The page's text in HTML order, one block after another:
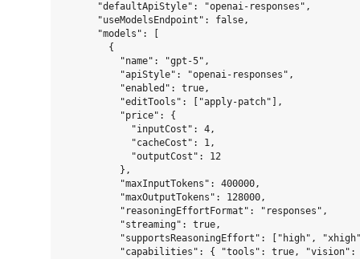
      "defaultApiStyle": "openai-responses",
      "useModelsEndpoint": false,
      "models": [
        {
          "name": "gpt-5",
          "apiStyle": "openai-responses",
          "enabled": true,
          "editTools": ["apply-patch"],
          "price": {
            "inputCost": 4,
            "cacheCost": 1,
            "outputCost": 12
          },
          "maxInputTokens": 400000,
          "maxOutputTokens": 128000,
          "reasoningEffortFormat": "responses",
          "streaming": true,
"supportsReasoningEffort": ["high",
"capabilities": { "tools": true,